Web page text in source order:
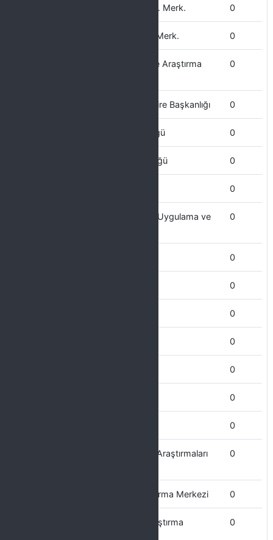
Kariyer Planlama Uygulama ve Arş. Merk. 0
Kadın Sorunları Uygulama ve Arş. Merk. 0
Karaciğer Hastalıkları Uygulama ve Araştırma
0
Kütüphane ve Dokümantasyon Daire Başkanlığı 0
Kültür ve Kongre Merkezi Müdürlüğü 0
Koruma ve Güvenlik Şube Müdürlüğü 0
0
İmam Şafii ve Şafiilik Araştırmaları Uygulama ve
0
0
0
0
0
0
0
0
Güneydoğu Anadolu Bölgesi Kent Araştırmaları
0
Güneş Enerjisi Uygulama ve Araştırma Merkezi 0
Göç ve Yönetimi Uygulama ve Araştırma
0